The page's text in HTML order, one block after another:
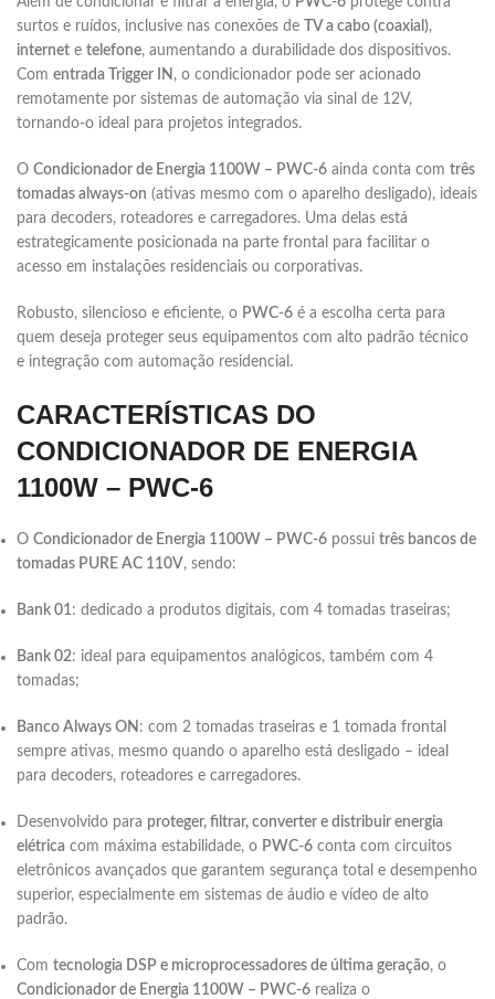
surtos e ruídos, inclusive nas conexões de
TV a cabo (coaxial),
internet e telefone, aumentando a durabilidade dos dispositivos.
Com entrada Trigger IN , o condicionador pode ser acionado
remotamente por sistemas de automação via sinal de 12V,
tornando-o ideal para projetos integrados.
O Condicionador de Energia 1100W – PWC-6 ainda conta com três
tomadas always-on (ativas mesmo com o aparelho desligado), ideais
para decoders, roteadores e carregadores. Uma delas está
estrategicamente posicionada na parte frontal para facilitar o
acesso em instalações residenciais ou corporativas.
Robusto, silencioso e eficiente, o PWC-6 é a escolha certa para
quem deseja proteger seus equipamentos com alto padrão técnico
e integração com automação residencial.
CARACTERÍSTICAS DO
CONDICIONADOR DE ENERGIA
1100W – PWC-6
O Condicionador de Energia 1100W – PWC-6 possui três bancos de
tomadas PURE AC 110V, sendo:
Bank 01: dedicado a produtos digitais, com 4 tomadas traseiras;
Bank 02: ideal para equipamentos analógicos, também com 4
tomadas;
Banco Always ON : com 2 tomadas traseiras e 1 tomada frontal
sempre ativas, mesmo quando o aparelho está desligado – ideal
para decoders, roteadores e carregadores.
Desenvolvido para proteger, filtrar, converter e distribuir energia
elétrica com máxima estabilidade, o PWC-6 conta com circuitos
eletrônicos avançados que garantem segurança total e desempenho
superior, especialmente em sistemas de áudio e vídeo de alto
padrão.
Com tecnologia DSP e microprocessadores de última geração, o
Condicionador de Energia 1100W – PWC-6 realiza o